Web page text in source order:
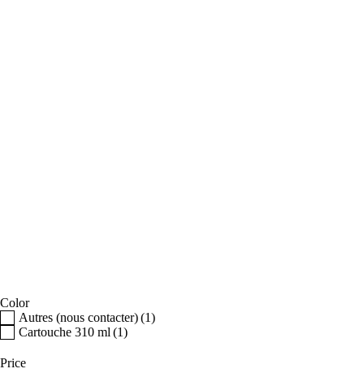
Color
Autres (nous contacter)(1)
Cartouche 310 ml (1)
Price